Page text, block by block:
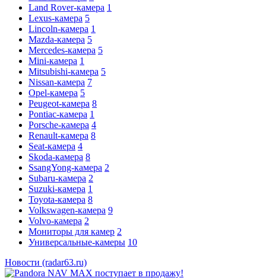
Land Rover-камера 1
Lexus-камера 5
Lincoln-камера 1
Mazda-камера 5
Mercedes-камера 5
Mini-камера 1
Mitsubishi-камера 5
Nissan-камера 7
Opel-камера 5
Peugeot-камера 8
Pontiac-камера 1
Porsche-камера 4
Renault-камера 8
Seat-камера 4
Skoda-камера 8
SsangYong-камера 2
Subaru-камера 2
Suzuki-камера 1
Toyota-камера 8
Volkswagen-камера 9
Volvo-камера 2
Мониторы для камер 2
Универсальные-камеры 10
Новости (radar63.ru)